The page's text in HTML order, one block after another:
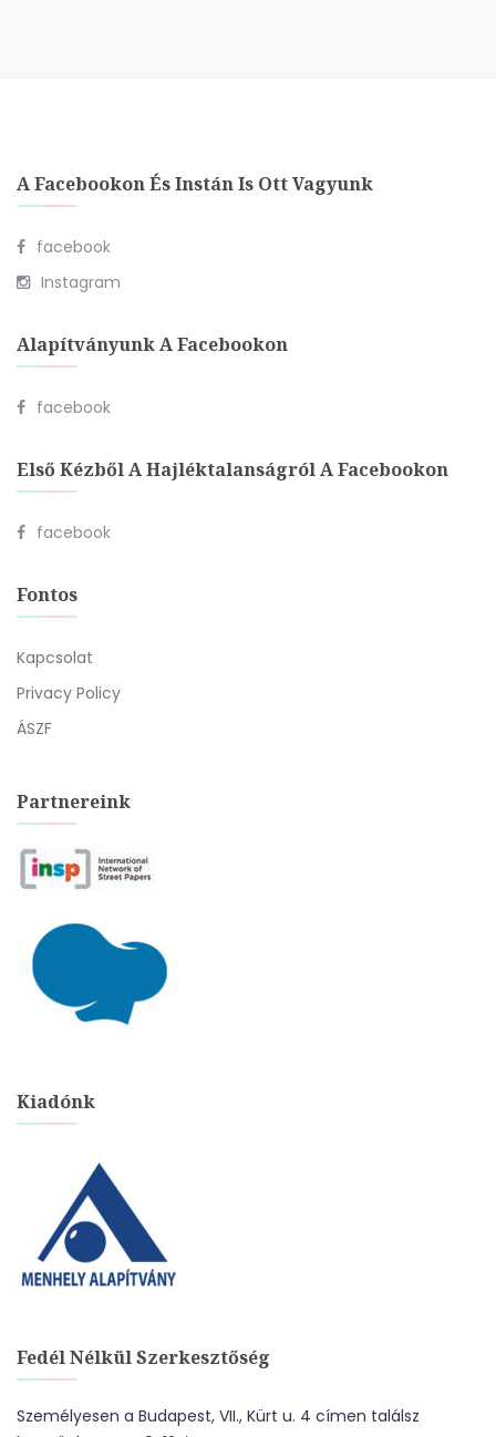
A Facebookon És Instán Is Ott Vagyunk
facebook
Instagram
Alapítványunk A Facebookon
facebook
Első Kézből A Hajléktalanságról A Facebookon
facebook
Fontos
Kapcsolat
Privacy Policy
ÁSZF
Partnereink
Kiadónk
Fedél Nélkül Szerkesztőség
Személyesen a Budapest, VII., Kürt u. 4 címen találsz